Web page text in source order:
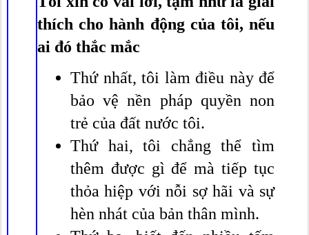
thích cho hành động của tôi, nếu
ai đó thắc mắc
Thứ nhất, tôi làm điều này để
bảo vệ nền pháp quyền non
trẻ của đất nước tôi.
Thứ hai, tôi chẳng thể tìm
thêm được gì để mà tiếp tục
thỏa hiệp với nỗi sợ hãi và sự
hèn nhát của bản thân mình.